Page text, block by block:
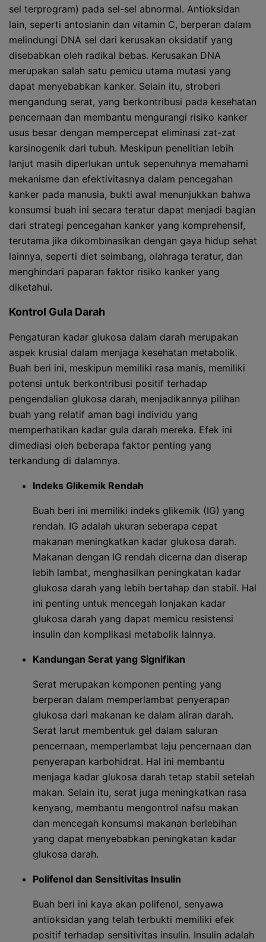
sel terprogram) pada sel-sel abnormal. Antioksidan
lain, seperti antosianin dan vitamin C, berperan dalam
melindungi DNA sel dari kerusakan oksidatif yang
disebabkan oleh radikal bebas. Kerusakan DNA
merupakan salah satu pemicu utama mutasi yang
dapat menyebabkan kanker. Selain itu, stroberi
mengandung serat, yang berkontribusi pada kesehatan
pencernaan dan membantu mengurangi risiko kanker
usus besar dengan mempercepat eliminasi zat-zat
karsinogenik dari tubuh. Meskipun penelitian lebih
lanjut masih diperlukan untuk sepenuhnya memahami
mekanisme dan efektivitasnya dalam pencegahan
kanker pada manusia, bukti awal menunjukkan bahwa
konsumsi buah ini secara teratur dapat menjadi bagian
dari strategi pencegahan kanker yang komprehensif,
terutama jika dikombinasikan dengan gaya hidup sehat
lainnya, seperti diet seimbang, olahraga teratur, dan
menghindari paparan faktor risiko kanker yang
diketahui.
Kontrol Gula Darah
Pengaturan kadar glukosa dalam darah merupakan
aspek krusial dalam menjaga kesehatan metabolik.
Buah beri ini, meskipun memiliki rasa manis, memiliki
potensi untuk berkontribusi positif terhadap
pengendalian glukosa darah, menjadikannya pilihan
buah yang relatif aman bagi individu yang
memperhatikan kadar gula darah mereka. Efek ini
dimediasi oleh beberapa faktor penting yang
terkandung di dalamnya.
Indeks Glikemik Rendah
Buah beri ini memiliki indeks glikemik (IG) yang
rendah. IG adalah ukuran seberapa cepat
makanan meningkatkan kadar glukosa darah.
Makanan dengan IG rendah dicerna dan diserap
lebih lambat, menghasilkan peningkatan kadar
glukosa darah yang lebih bertahap dan stabil. Hal
ini penting untuk mencegah lonjakan kadar
glukosa darah yang dapat memicu resistensi
insulin dan komplikasi metabolik lainnya.
Kandungan Serat yang Signifikan
Serat merupakan komponen penting yang
berperan dalam memperlambat penyerapan
glukosa dari makanan ke dalam aliran darah.
Serat larut membentuk gel dalam saluran
pencernaan, memperlambat laju pencernaan dan
penyerapan karbohidrat. Hal ini membantu
menjaga kadar glukosa darah tetap stabil setelah
makan. Selain itu, serat juga meningkatkan rasa
kenyang, membantu mengontrol nafsu makan
dan mencegah konsumsi makanan berlebihan
yang dapat menyebabkan peningkatan kadar
glukosa darah.
Polifenol dan Sensitivitas Insulin
Buah beri ini kaya akan polifenol, senyawa
antioksidan yang telah terbukti memiliki efek
positif terhadap sensitivitas insulin. Insulin adalah